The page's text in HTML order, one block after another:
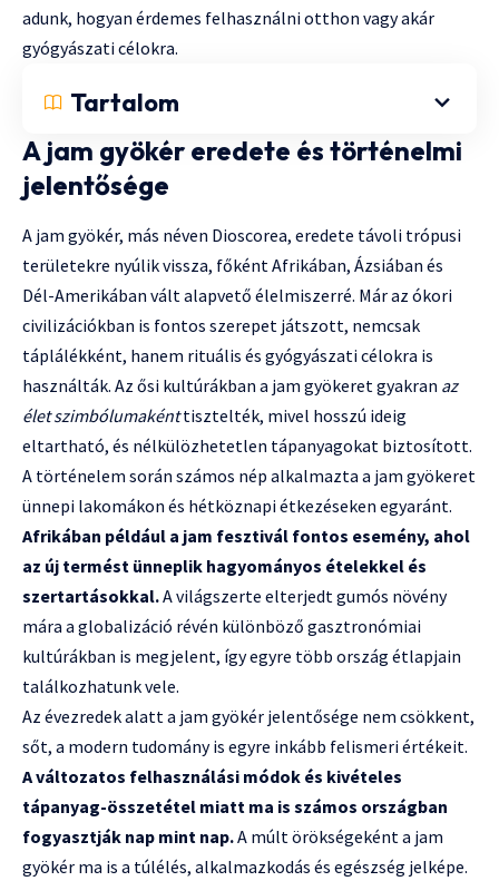
adunk, hogyan érdemes felhasználni otthon vagy akár
gyógyászati célokra.
Tartalom
A jam gyökér eredete és történelmi
jelentősége
A jam gyökér, más néven Dioscorea, eredete távoli trópusi
területekre nyúlik vissza, főként Afrikában, Ázsiában és
Dél-Amerikában vált alapvető élelmiszerré. Már az ókori
civilizációkban is fontos szerepet játszott, nemcsak
táplálékként, hanem rituális és gyógyászati célokra is
használták. Az ősi kultúrákban a jam gyökeret gyakran az
élet szimbólumakénttisztelték, mivel hosszú ideig
eltartható, és nélkülözhetetlen tápanyagokat biztosított.
A történelem során számos nép alkalmazta a jam gyökeret
ünnepi lakomákon és hétköznapi étkezéseken egyaránt.
Afrikában például a jam fesztivál fontos esemény, ahol
az új termést ünneplik hagyományos ételekkel és
szertartásokkal.A világszerte elterjedt gumós növény
mára a globalizáció révén különböző gasztronómiai
kultúrákban is megjelent, így egyre több ország étlapjain
találkozhatunk vele.
Az évezredek alatt a jam gyökér jelentősége nem csökkent,
sőt, a modern tudomány is egyre inkább felismeri értékeit.
A változatos felhasználási módok és kivételes
tápanyag-összetétel miatt ma is számos országban
fogyasztják nap mint nap.A múlt örökségeként a jam
gyökér ma is a túlélés, alkalmazkodás és egészség jelképe.